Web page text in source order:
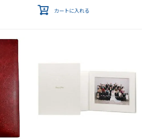
カートに入れる